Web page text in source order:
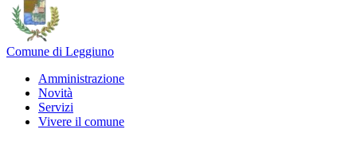
Comune di Leggiuno
Amministrazione
Novità
Servizi
Vivere il comune